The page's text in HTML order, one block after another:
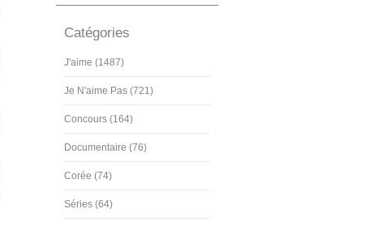
Catégories
J'aime (1487)
Je N'aime Pas (721)
Concours (164)
Documentaire (76)
Corée (74)
Séries (64)